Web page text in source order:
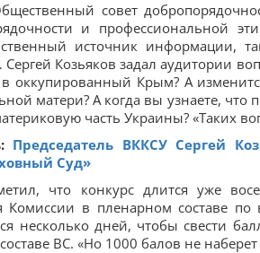
совет
и профессиональной
источник информации,
Козьяков задал аудитории
в оккупированный Крым? А
матери? А когда вы узнаете, что
часть Украины? «Таких
Председатель ВККСУ Сергей
Суд»
что конкурс длится уже
Комиссии в пленарном составе
несколько дней, чтобы свести
ВС. «Но 1000 балов не